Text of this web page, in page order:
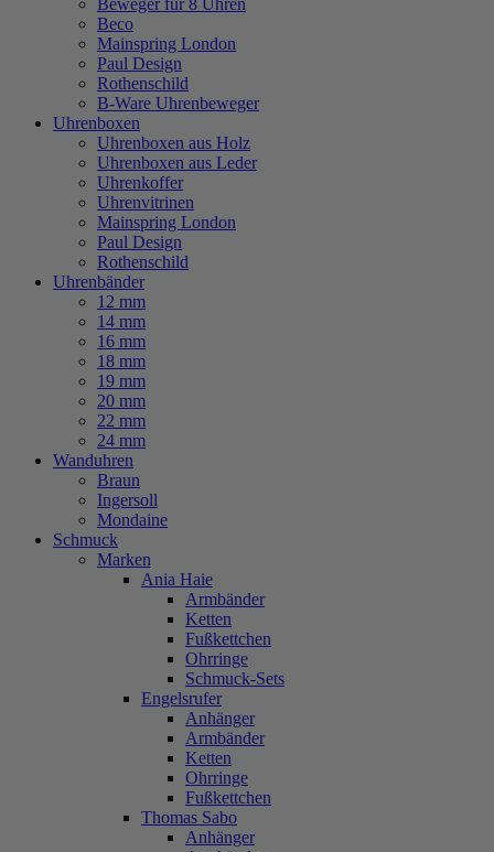
Beweger für 8 Uhren
Beco
Mainspring London
Paul Design
Rothenschild
B-Ware Uhrenbeweger
Uhrenboxen
Uhrenboxen aus Holz
Uhrenboxen aus Leder
Uhrenkoffer
Uhrenvitrinen
Mainspring London
Paul Design
Rothenschild
Uhrenbänder
12 mm
14 mm
16 mm
18 mm
19 mm
20 mm
22 mm
24 mm
Wanduhren
Braun
Ingersoll
Mondaine
Schmuck
Marken
Ania Haie
Armbänder
Ketten
Fußkettchen
Ohrringe
Schmuck-Sets
Engelsrufer
Anhänger
Armbänder
Ketten
Ohrringe
Fußkettchen
Thomas Sabo
Anhänger